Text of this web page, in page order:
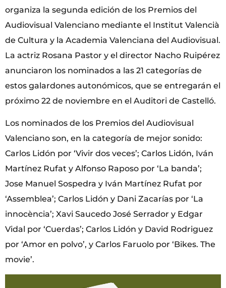
organiza la segunda edición de los Premios del
Audiovisual Valenciano mediante el Institut Valencià
de Cultura y la Academia Valenciana del Audiovisual.
La actriz Rosana Pastor y el director Nacho Ruipérez
anunciaron los nominados a las 21 categorías de
estos galardones autonómicos, que se entregarán el
próximo 22 de noviembre en el Auditori de Castelló.
Los nominados de los Premios del Audiovisual
Valenciano son, en la categoría de mejor sonido:
Carlos Lidón por ‘Vivir dos veces’; Carlos Lidón, Iván
Martínez Rufat y Alfonso Raposo por ‘La banda’;
Jose Manuel Sospedra y Iván Martínez Rufat por
‘Assemblea’; Carlos Lidón y Dani Zacarías por ‘La
innocència’; Xavi Saucedo José Serrador y Edgar
Vidal por ‘Cuerdas’; Carlos Lidón y David Rodriguez
por ‘Amor en polvo’, y Carlos Faruolo por ‘Bikes. The
movie’.